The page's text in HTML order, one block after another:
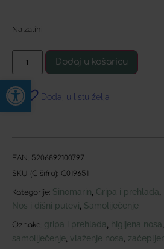
Open toolbar
Na zalihi
Dodaj u košaricu
Dodaj u listu želja
EAN: 5206892100797
SKU (C šifra): C019651
Kategorije: Sinomarin Gripa i prehlada
Nos i dišni putevi Samoliječenje
Oznake: gripa i prehlada higijena nosa
samoliječenje vlaženje nosa